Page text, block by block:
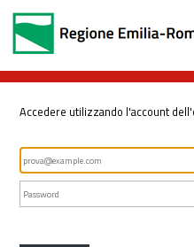
Accedere utilizzando l'account